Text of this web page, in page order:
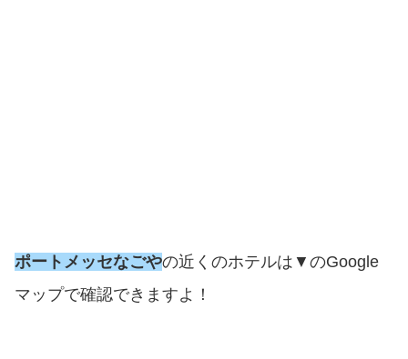
ポートメッセなごやの近くのホテルは▼のGoogle
マップで確認できますよ！